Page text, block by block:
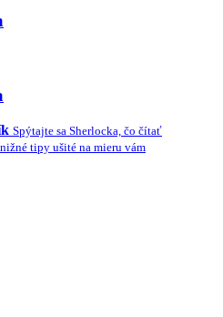
Spýtajte sa Sherlocka, čo čítať
tipy ušité na mieru vám